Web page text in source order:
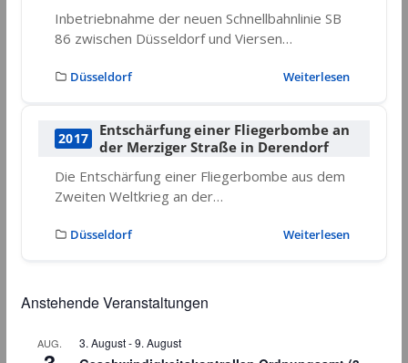
Inbetriebnahme der neuen Schnellbahnlinie SB
86 zwischen Düsseldorf und Viersen…
Düsseldorf Weiterlesen
2017
Entschärfung einer Fliegerbombe an
der Merziger Straße in Derendorf
Die Entschärfung einer Fliegerbombe aus dem
Zweiten Weltkrieg an der…
Düsseldorf Weiterlesen
Anstehende Veranstaltungen
AUG. 3. August-9. August